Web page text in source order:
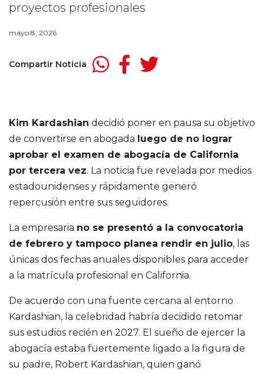
proyectos profesionales
mayo 8, 2026
Compartir Noticia
Kim Kardashian decidió poner en pausa su objetivo
de convertirse en abogada luego de no lograr
aprobar el examen de abogacía de California
por tercera vez. La noticia fue revelada por medios
estadounidenses y rápidamente generó
repercusión entre sus seguidores.
La empresaria no se presentó a la convocatoria
de febrero y tampoco planea rendir en julio, las
únicas dos fechas anuales disponibles para acceder
a la matrícula profesional en California.
De acuerdo con una fuente cercana al entorno
Kardashian, la celebridad habría decidido retomar
sus estudios recién en 2027. El sueño de ejercer la
abogacía estaba fuertemente ligado a la figura de
su padre, Robert Kardashian, quien ganó